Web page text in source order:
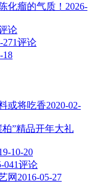
化瘤的气质！ 2026-
论
271评论
18
或将吃香2020-02-
”精品开年大礼
10-20
041评论
网 2016-05-27